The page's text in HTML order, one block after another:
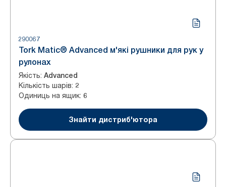
290067
Tork Matic® Advanced м'які рушники для рук у
рулонах
Якість: Advanced
Кількість шарів: 2
Одиниць на ящик: 6
Знайти дистриб'ютора